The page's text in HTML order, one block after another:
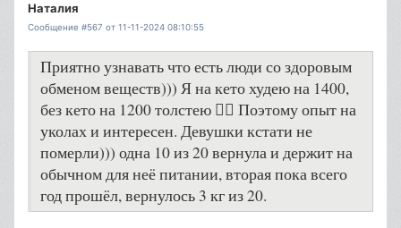
Наталия
Сообщение #567 от 11-11-2024 08:10:55
Приятно узнавать что есть люди со здоровым
обменом веществ))) Я на кето худею на 1400,
без кето на 1200 толстею 🤷‍♀️ Поэтому опыт на
уколах и интересен. Девушки кстати не
померли))) одна 10 из 20 вернула и держит на
обычном для неё питании, вторая пока всего
год прошёл, вернулось 3 кг из 20.